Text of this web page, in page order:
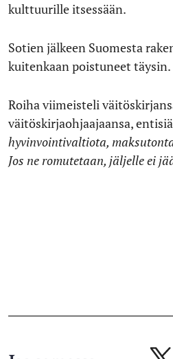
kulttuurille itsessään.
Sotien jälkeen Suomesta
kuitenkaan poistuneet täysin.
Roiha viimeisteli
väitöskirjaohjaajaansa,
hyvinvointivaltiota,
Jos ne romutetaan, jäljelle ei